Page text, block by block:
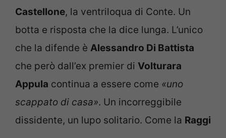
Castellone, la ventriloqua di Conte. Un
botta e risposta che la dice lunga. L’unico
che la difende è Alessandro Di Battista
che però dall’ex premier di Volturara
Appula continua a essere come «uno
scappato di casa». Un incorreggibile
dissidente, un lupo solitario. Come la Raggi